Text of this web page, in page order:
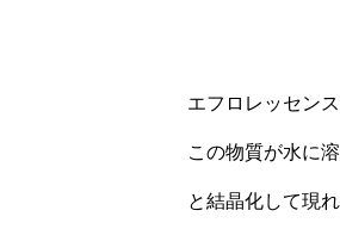
エフロレッセン
この物質が水に
と結晶化して現れ